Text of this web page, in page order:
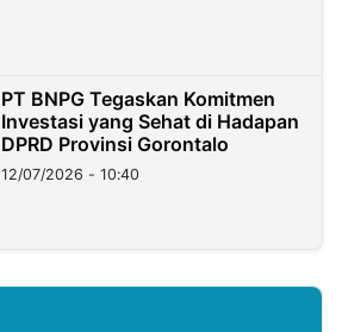
PT BNPG Tegaskan Komitmen
Investasi yang Sehat di Hadapan
DPRD Provinsi Gorontalo
12/07/2026 - 10:40